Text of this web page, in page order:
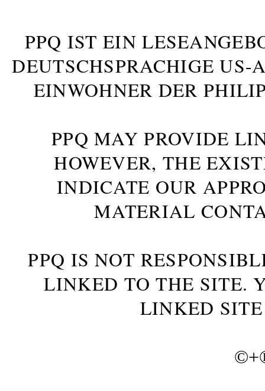
PPQ IST EIN
DEUTSCHSPRACHIGE US-
INWOHNER DER
PPQ MAY PROVIDE
HOWEVER, THE
INDICATE OUR
MATERIAL
PPQ IS NOT
LINKED TO THE SITE.
LINKED
©+